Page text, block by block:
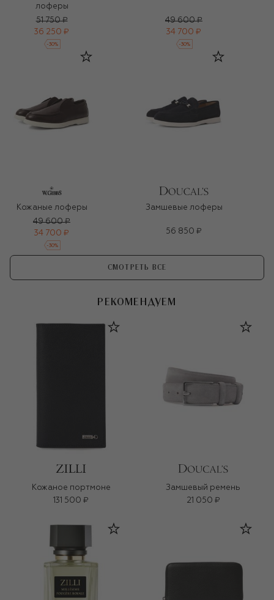
лоферы
51 750 ₽
36 250 ₽
-30%
49 600 ₽
34 700 ₽
-30%
Кожаные лоферы
49 600 ₽
34 700 ₽
-30%
Замшевые лоферы
56 850 ₽
СМОТРЕТЬ ВСЕ
РЕКОМЕНДУЕМ
Кожаное портмоне
131 500 ₽
Замшевый ремень
21 050 ₽